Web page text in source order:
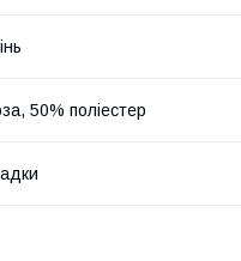
50% поліестер